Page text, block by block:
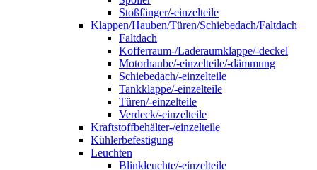
Stoßfänger/-einzelteile
Klappen/Hauben/Türen/Schiebedach/Faltdach
Faltdach
Kofferraum-/Laderaumklappe/-deckel
Motorhaube/-einzelteile/-dämmung
Schiebedach/-einzelteile
Tankklappe/-einzelteile
Türen/-einzelteile
Verdeck/-einzelteile
Kraftstoffbehälter-/einzelteile
Kühlerbefestigung
Leuchten
Blinkleuchte/-einzelteile